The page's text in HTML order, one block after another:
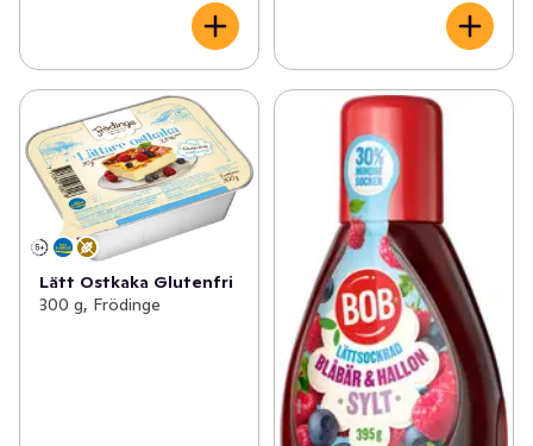
Lätt Ostkaka Glutenfri
300 g, Frödinge